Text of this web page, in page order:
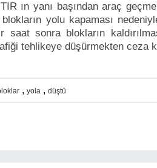
ın yanı başından araç
yolu kapaması
sonra blokların
tehlikeye düşürmekten ceza
, yola , düştü